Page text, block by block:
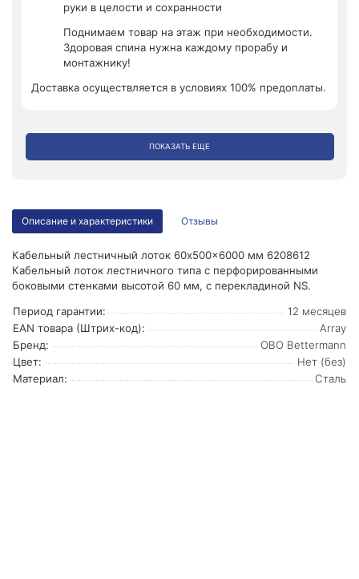
руки в целости и сохранности
Поднимаем товар на этаж при необходимости.
Здоровая спина нужна каждому прорабу и
монтажнику!
Доставка осуществляется в условиях 100% предоплаты.
ПОКАЗАТЬ ЕЩЕ
Описание и характеристики Отзывы
Кабельный лестничный лоток 60x500x6000 мм 6208612
Кабельный лоток лестничного типа с перфорированными
боковыми стенками высотой 60 мм, с перекладиной NS.
Период гарантии:
12 месяцев
EAN товара (Штрих-код):
Array
Бренд:
OBO Bettermann
Цвет:
Нет (без)
Материал:
Сталь